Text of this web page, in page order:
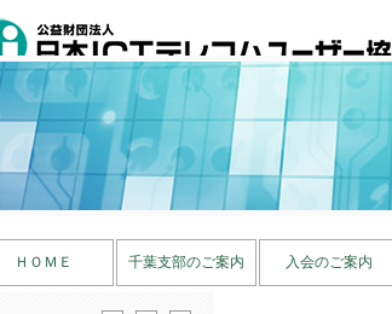
ＨＯＭＥ 千葉支部のご案内 入会のご案内